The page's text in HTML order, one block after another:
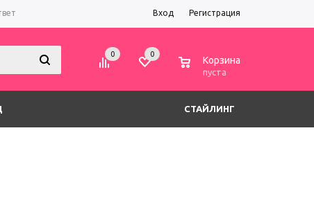
Вход Регистрация
0 0
Корзина
пуста
СТАЙЛИНГ